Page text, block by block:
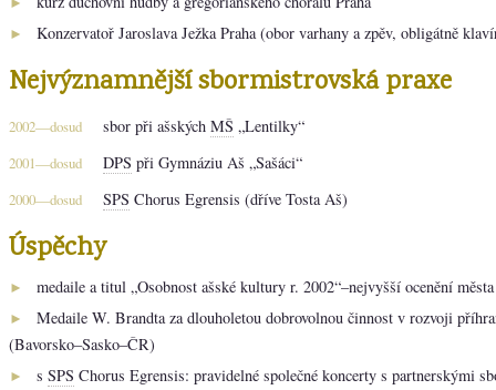
► Konzervatoř Jaroslava Ježka Praha (obor varhany a zpěv, obligátně
Nejvýznamnější sbormistrovská praxe
2002—dosud sbor při ašských MŠ „Lentilky“
2001—dosud DPS při Gymnáziu Aš „Sašáci“
2000—dosud SPS Chorus Egrensis (dříve Tosta Aš)
Úspěchy
► medaile a titul „Osobnost ašské kultury r. 2002“–nejvyšší ocenění
►
Medaile W. Brandta za dlouholetou dobrovolnou činnost v rozvoji
(Bavorsko–Sasko–ČR)
► s SPS Chorus Egrensis: pravidelné společné koncerty s partnerskými